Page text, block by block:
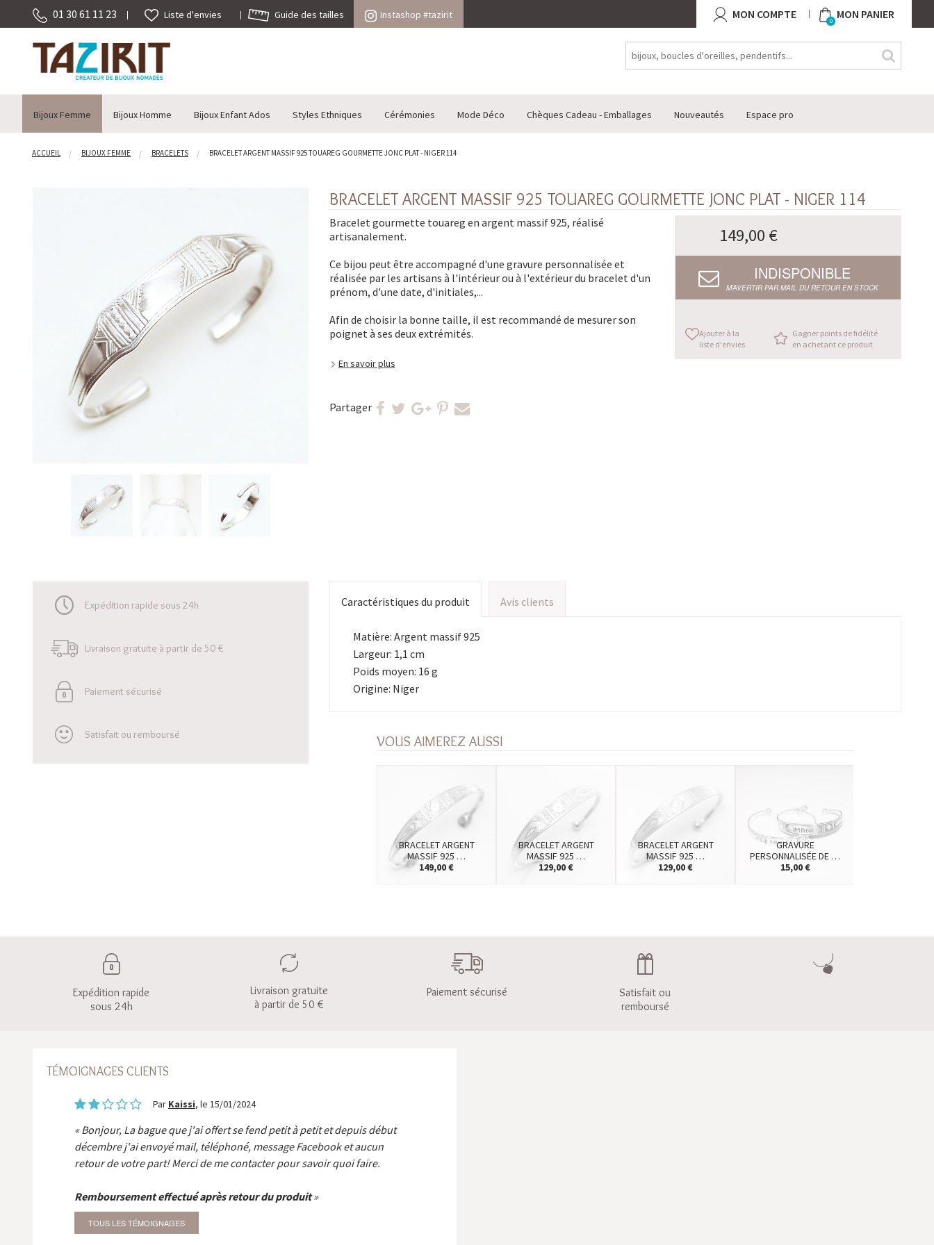
01 30 61 11 23 Liste d'envies Guide des tailles Instashop #tazirit MON COMPTE 0 MON PANIER
Bijoux Femme Bijoux Homme Bijoux Enfant Ados Styles Ethniques Cérémonies Mode Déco Chèques Cadeau - Emballages Nouveautés Espace pro
ACCUEIL BIJOUX FEMME BRACELETS BRACELET ARGENT MASSIF 925 TOUAREG GOURMETTE JONC PLAT - NIGER 114
BRACELET ARGENT MASSIF 925 TOUAREG GOURMETTE JONC PLAT - NIGER 114
Bracelet gourmette touareg en argent massif 925, réalisé
artisanalement.
Ce bijou peut être accompagné d'une gravure personnalisée et
réalisée par les artisans à l'intérieur ou à l'extérieur du bracelet d'un
prénom, d'une date, d'initiales,...
Afin de choisir la bonne taille, il est recommandé de mesurer son
poignet à ses deux extrémités.
En savoir plus
Partager
149,00 €
INDISPONIBLE
M’AVERTIR PAR MAIL DU RETOUR EN STOCK
Ajouter à la
liste d'envies
Gagner points de fidélité
en achetant ce produit
Expédition rapide sous 24h
Livraison gratuite à partir de 50 €
Paiement sécurisé
Satisfait ou remboursé
Caractéristiques du produit Avis clients
Matière: Argent massif 925
Largeur: 1,1 cm
Poids moyen: 16 g
Origine: Niger
VOUS AIMEREZ AUSSI
BRACELET ARGENT
MASSIF 925 …
149,00 €
BRACELET ARGENT
MASSIF 925 …
129,00 €
BRACELET ARGENT
MASSIF 925 …
129,00 €
GRAVURE
PERSONNALISÉE DE …
15,00 €
Expédition rapide
sous 24h
Livraison gratuite
à partir de 50 €
Paiement sécurisé
Satisfait ou
remboursé
TÉMOIGNAGES CLIENTS
Par Kaissi, le 15/01/2024
Bonjour, La bague que j'ai offert se fend petit à petit et depuis début
décembre j'ai envoyé mail, téléphoné, message Facebook et aucun
retour de votre part! Merci de me contacter pour savoir quoi faire.
Remboursement effectué après retour du produit
TOUS LES TÉMOIGNAGES